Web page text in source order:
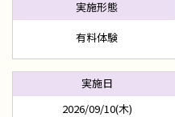
有料体験
2026/09/10(木)